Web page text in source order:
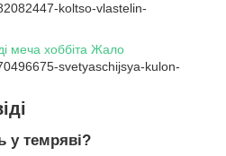
koltso-vlastelin-
меча хоббіта Жало
svetyaschijsya-kulon-
у темряві?